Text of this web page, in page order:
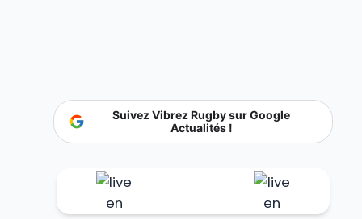
Suivez Vibrez Rugby sur Google
Actualités !